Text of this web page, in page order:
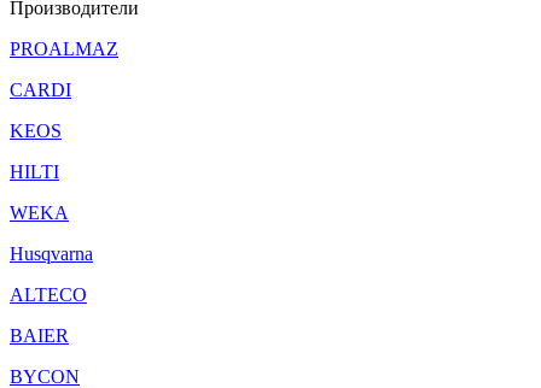
Производители
PROALMAZ
CARDI
KEOS
HILTI
WEKA
Husqvarna
ALTECO
BAIER
BYCON